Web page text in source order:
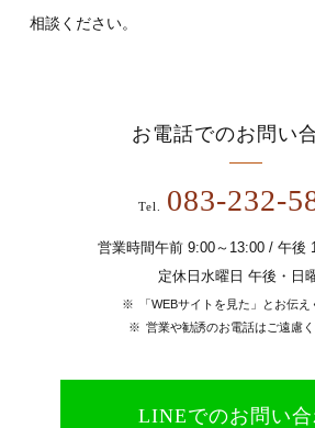
相談ください。
お電話でのお問い
Tel. 083-232-
営業時間午前 9:00～13:00 / 午後
定休日水曜日 午後・日
「WEBサイトを見た」とお伝え
営業や勧誘のお電話はご遠慮く
LINEでのお問い